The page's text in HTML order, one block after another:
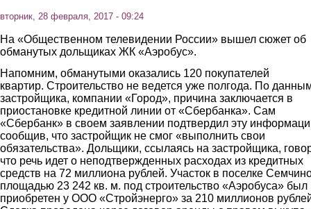
вторник, 28 февраля, 2017 - 09:24
На «Общественном телевидении России» вышел сюжет об
обманутых дольщиках ЖК «Аэробус».
Напомним, обманутыми оказались 120 покупателей
квартир. Строительство не ведется уже полгода. По
застройщика, компании «Город», причина заключается в
приостановке кредитной линии от «Сбербанка». Сам
«Сбербанк» в своем заявлении подтвердил эту
сообщив, что застройщик не смог «выполнить свои
обязательства». Дольщики, ссылаясь на застройщика,
что речь идет о неподтвержденных расходах из кредитных
средств на 72 миллиона рублей. Участок в поселке
площадью 23 242 кв. м. под строительство «Аэробуса» был
приобретен у ООО «Стройэнерго» за 210 миллионов